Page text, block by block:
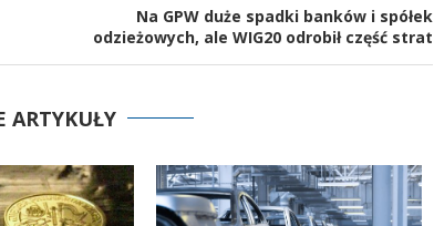
Na GPW duże spadki banków i spółek
odzieżowych, ale WIG20 odrobił część strat
ARTYKUŁY